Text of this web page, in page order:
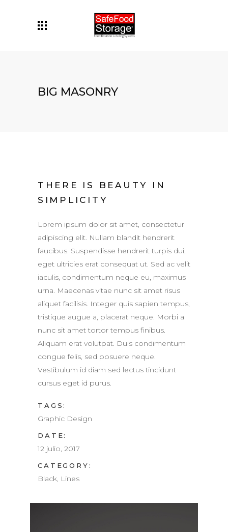
BIG MASONRY
THERE IS BEAUTY IN
SIMPLICITY
Lorem ipsum dolor sit amet, consectetur
adipiscing elit. Nullam blandit hendrerit
faucibus. Suspendisse hendrerit turpis dui,
eget ultricies erat consequat ut. Sed ac velit
iaculis, condimentum neque eu, maximus
urna. Maecenas vitae nunc sit amet risus
aliquet facilisis. Integer quis sapien tempus,
tristique augue a, placerat neque. Morbi a
nunc sit amet tortor tempus finibus.
Aliquam erat volutpat. Duis condimentum
congue felis, sed posuere neque.
Vestibulum id diam sed lectus tincidunt
cursus eget id purus.
TAGS:
Graphic Design
DATE:
12 julio, 2017
CATEGORY:
Black, Lines